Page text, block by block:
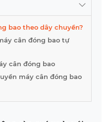
bao theo dây chuyền?
cân đóng bao tự
cân đóng bao
máy cân đóng bao